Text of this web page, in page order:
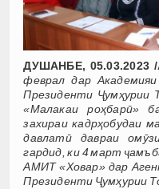
ДУШАНБЕ, 05.03.2023
феврал дар
Президенти Ҷумҳурии
«Малакаи роҳбарӣ»
захираи кадрҳобудаи
давлатӣ давраи
гардид, ки 4 март
АМИТ «Ховар» дар
Президенти Ҷумҳурии